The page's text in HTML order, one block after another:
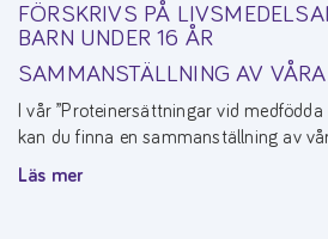
FÖRSKRIVS PÅ
BARN UNDER 16 ÅR
SAMMANSTÄLLNING AV
I vår ”Proteinersättningar vid
kan du finna en sammanställning av
Läs mer